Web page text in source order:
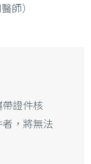
師）
證件核
，將無法